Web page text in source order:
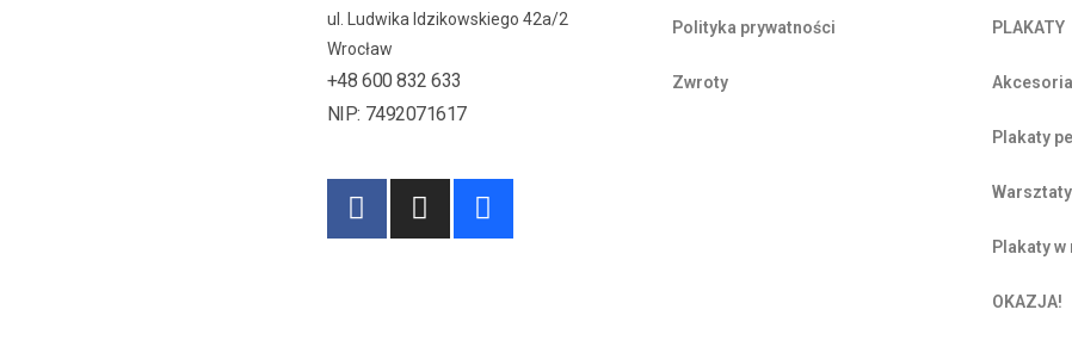
ul. Ludwika Idzikowskiego 42a/2
Wrocław
+48 600 832 633
NIP: 7492071617
Polityka prywatności
Zwroty
PLAKATY
Akcesoria
Plakaty
Warsztaty
Plakaty w
OKAZJA!